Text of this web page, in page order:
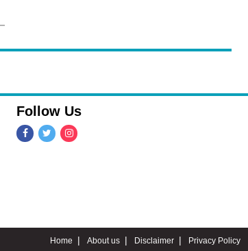
Follow Us
Home About us Disclaimer Privacy Policy